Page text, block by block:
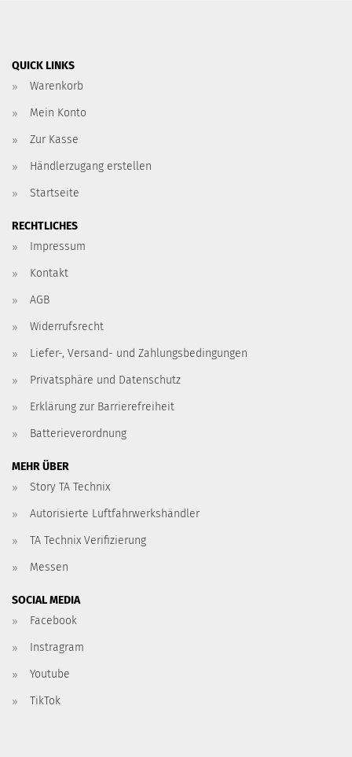
QUICK LINKS
Warenkorb
Mein Konto
Zur Kasse
Händlerzugang erstellen
Startseite
RECHTLICHES
Impressum
Kontakt
AGB
Widerrufsrecht
Liefer-, Versand- und Zahlungsbedingungen
Privatsphäre und Datenschutz
Erklärung zur Barrierefreiheit
Batterieverordnung
MEHR ÜBER
Story TA Technix
Autorisierte Luftfahrwerkshändler
TA Technix Verifizierung
Messen
SOCIAL MEDIA
Facebook
Instragram
Youtube
TikTok